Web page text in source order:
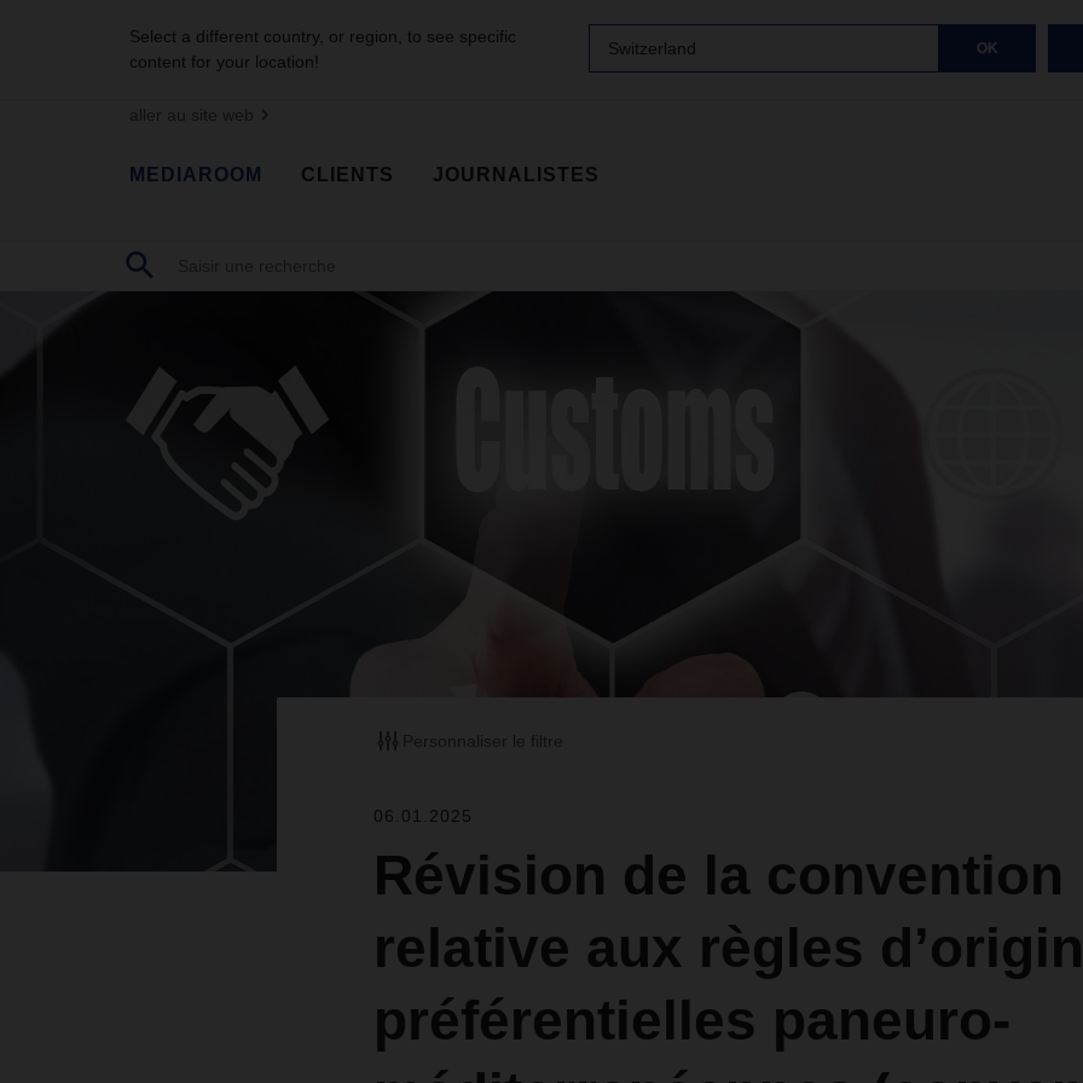
Select a different country, or region, to see specific
content for your location!
Switzerland OK
aller au site web
MEDIAROOM CLIENTS JOURNALISTES
Personnaliser le filtre
06.01.2025
Révision de la convention
relative aux règles
préférentielles paneuro-